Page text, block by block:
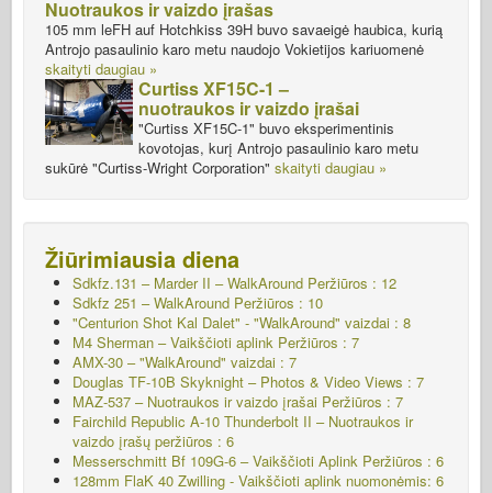
Nuotraukos ir vaizdo įrašas
105 mm leFH auf Hotchkiss 39H buvo savaeigė haubica, kurią
Antrojo pasaulinio karo metu naudojo Vokietijos kariuomenė
skaityti daugiau »
Curtiss XF15C-1 –
nuotraukos ir vaizdo įrašai
"Curtiss XF15C-1" buvo eksperimentinis
kovotojas, kurį Antrojo pasaulinio karo metu
sukūrė "Curtiss-Wright Corporation" skaityti daugiau »
Žiūrimiausia diena
Sdkfz.131 – Marder II – WalkAround Peržiūros : 12
Sdkfz 251 – WalkAround Peržiūros : 10
"Centurion Shot Kal Dalet" - "WalkAround" vaizdai : 8
M4 Sherman – Vaikščioti aplink Peržiūros : 7
AMX-30 – "WalkAround" vaizdai : 7
Douglas TF-10B Skyknight – Photos & Video Views : 7
MAZ-537 – Nuotraukos ir vaizdo įrašai Peržiūros : 7
Fairchild Republic A-10 Thunderbolt II – Nuotraukos ir
vaizdo įrašų peržiūros : 6
Messerschmitt Bf 109G-6 – Vaikščioti Aplink Peržiūros : 6
128mm FlaK 40 Zwilling - Vaikščioti aplink nuomonėmis: 6